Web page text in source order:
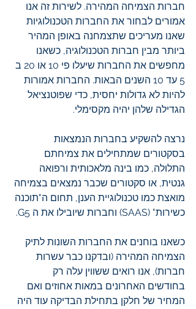
חברות הצמיחה המהירה. לשירות זה אנו
אמורים לבחור את החברות הטכנולוגיות
שאנו מעריכים שתצמחנה באופן המהיר
ביותר מבין חברות הטכנולוגיה, כשאנו
מחפשים את החברות שיעלו פי 10 או 20 ב
5 עד 10 השנים הבאות. החברות אמורות
להיות לא גדולות יחסית, כדי שפוטנציאל
הגדילה שלהן יהיה מקסימלי.
נרצה להשקיע בחברות הנמצאות
בסקטורים שמתחילים את צמיחתם
התלולה, כמו בינה מלאכותית ורפואה
גנטית, או סקטורים שכבר נמצאים בצמיחה
מואצת כמו טכנולוגיית הענן, תחום ה"תוכנה
כשירות" (SAAS) וחברות שיובילו את ה G5.
כשאנו בוחנים את החברות השונות לתיק
הצמיחה המהירה (ובדקנו כבר עשרות
חברות), אנו רואים ששווין עלה רק
בחודשים האחרונים במאות אחוזים ואם
המחיר של חלקן בתחילת הבדיקה עוד היה